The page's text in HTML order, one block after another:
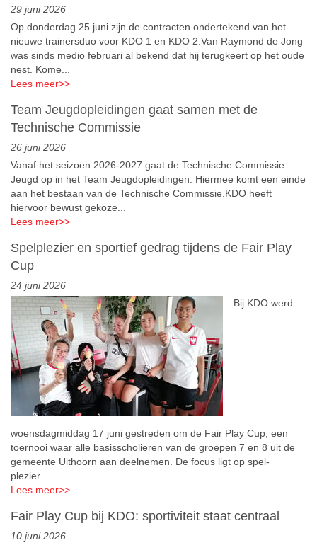
29 juni 2026
Op donderdag 25 juni zijn de contracten ondertekend van het
nieuwe trainersduo voor KDO 1 en KDO 2.Van Raymond de Jong
was sinds medio februari al bekend dat hij terugkeert op het oude
nest. Kome...
Lees meer>>
Team Jeugdopleidingen gaat samen met de
Technische Commissie
26 juni 2026
Vanaf het seizoen 2026-2027 gaat de Technische Commissie
Jeugd op in het Team Jeugdopleidingen. Hiermee komt een einde
aan het bestaan van de Technische Commissie.KDO heeft
hiervoor bewust gekoze...
Lees meer>>
Spelplezier en sportief gedrag tijdens de Fair Play
Cup
24 juni 2026
Bij KDO werd
woensdagmiddag 17 juni gestreden om de Fair Play Cup, een
toernooi waar alle basisscholieren van de groepen 7 en 8 uit de
gemeente Uithoorn aan deelnemen. De focus ligt op spel-
plezier...
Lees meer>>
Fair Play Cup bij KDO: sportiviteit staat centraal
10 juni 2026